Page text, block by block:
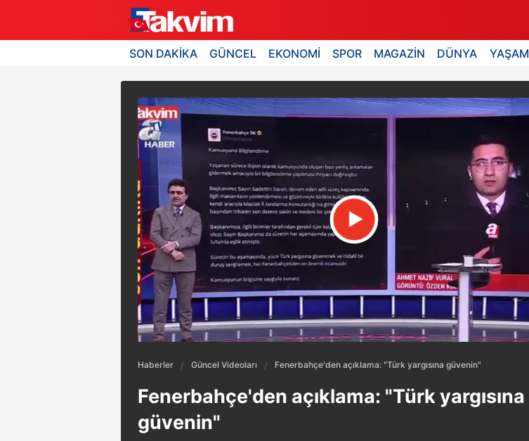
SON DAKİKA GÜNCEL EKONOMİ SPOR MAGAZİN DÜNYA YAŞAM
Haberler Güncel Videoları Fenerbahçe'den açıklama: "Türk yargısına güvenin"
Fenerbahçe'den açıklama: "Türk yargısına
güvenin"